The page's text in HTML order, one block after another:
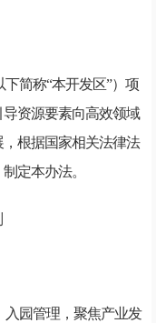
简称“本开发区”）项
资源要素向高效领域
根据国家相关法律法
定本办法。
入园管理，聚焦产业发